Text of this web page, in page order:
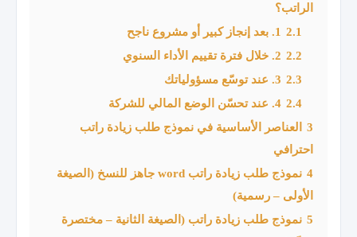
الراتب؟
2.1 1. بعد إنجاز كبير أو مشروع ناجح
2.2 2. خلال فترة تقييم الأداء السنوي
2.3 3. عند توسّع مسؤولياتك
2.4 4. عند تحسّن الوضع المالي للشركة
3
العناصر الأساسية في نموذج طلب زيادة راتب
احترافي
4
نموذج طلب زيادة راتب word جاهز للنسخ (الصيغة
الأولى – رسمية)
5 نموذج طلب زيادة راتب (الصيغة الثانية – مختصرة